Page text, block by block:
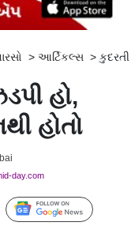
> આર્ટિકલ્સ >
હો,
હોતો
day.com
Follow Us